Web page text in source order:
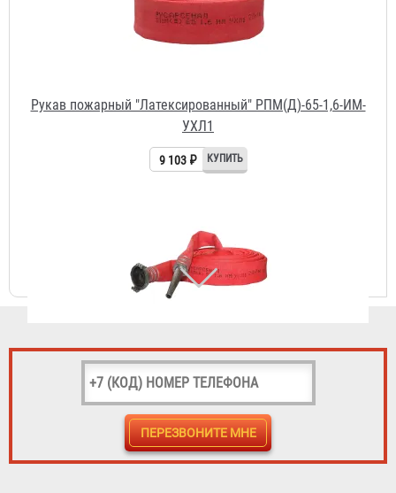
9 103 ₽
УХЛ1 с ГР-50 А/П и РС-50.01А
7 196 ₽
Рукав пожарный "Латексированный" РПМ(Д)-65-1,6-ИМ-